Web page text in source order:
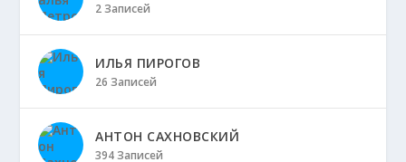
2 Записей
ИЛЬЯ ПИРОГОВ
26 Записей
АНТОН САХНОВСКИЙ
394 Записей